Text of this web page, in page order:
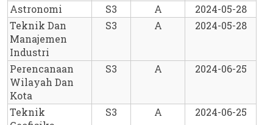
Astronomi
S3 A
2024-05-28
Teknik Dan
Manajemen
Industri
S3 A 2024-05-28
Perencanaan
Wilayah Dan
Kota
S3 A 2024-06-25
Teknik
S3 A 2024-06-25